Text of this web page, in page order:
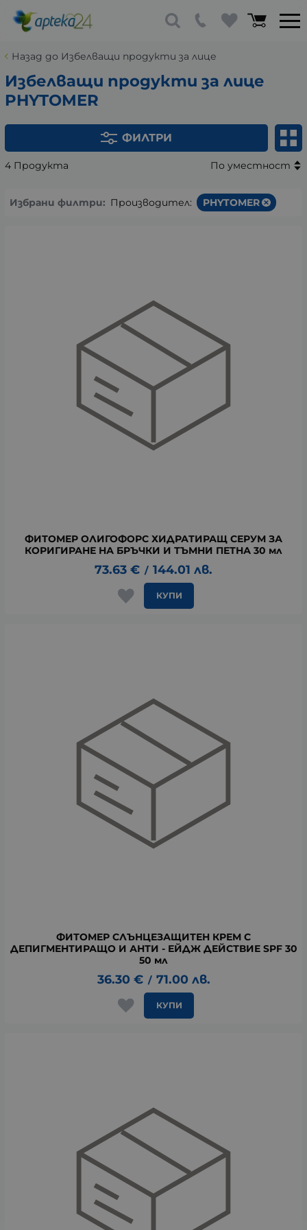
Назад до Избелващи продукти за лице
Избелващи продукти за лице
PHYTOMER
ФИЛТРИ
4 Продукта По уместност
Избрани филтри: Производител: PHYTOMER
ФИТОМЕР ОЛИГОФОРС ХИДРАТИРАЩ СЕРУМ ЗА
КОРИГИРАНЕ НА БРЪЧКИ И ТЪМНИ ПЕТНА 30 мл
73.63 € / 144.01 лв.
КУПИ
ФИТОМЕР СЛЪНЦЕЗАЩИТЕН КРЕМ С
ДЕПИГМЕНТИРАЩО И АНТИ - ЕЙДЖ ДЕЙСТВИЕ SPF 30
50 мл
36.30 € / 71.00 лв.
КУПИ